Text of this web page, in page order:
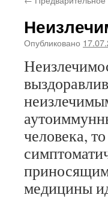
Опубликовано
человека,
медицины